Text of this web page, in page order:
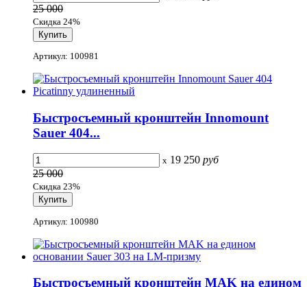
25 000
Скидка 24%
Артикул: 100981
Быстросъемный кронштейн Innomount
Sauer 404...
x 19 250 руб
25 000
Скидка 23%
Артикул: 100980
Быстросъемный кронштейн MAK на едином